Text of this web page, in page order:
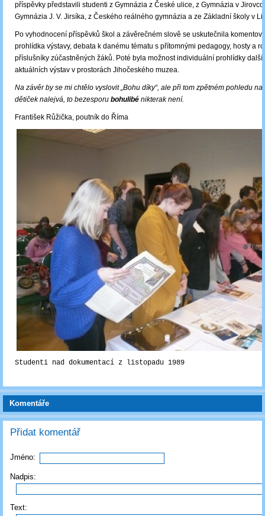
příspěvky představili studenti z Gymnázia z České ulice, z Gymnázia v
Gymnázia J. V. Jirsíka, z Českého reálného gymnázia a ze Základní školy v
Po vyhodnocení příspěvků škol a závěrečném slově se uskutečnila
prohlídka výstavy, debata k danému tématu s přítomnými pedagogy, hosty a
příslušníky zúčastněných žáků. Poté byla možnost individuální prohlídky
aktuálních výstav v prostorách Jihočeského muzea.
Na závěr by se mi chtělo vyslovit „Bohu díky“, ale při tom zpětném pohledu na
dětiček nalejvá, to bezesporu bohulibé nikterak není.
František Růžička, poutník do Říma
Studenti nad dokumentací z listopadu 1989
Komentáře
Přidat komentář
Jméno:
Nadpis:
Text: